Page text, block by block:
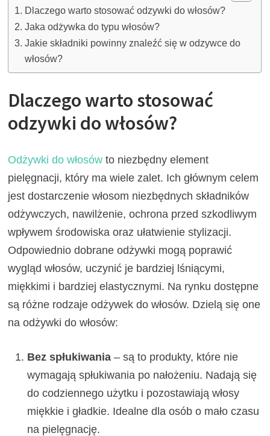
Dlaczego warto stosować odzywki do włosów?
Jaka odżywka do typu włosów?
Jakie składniki powinny znaleźć się w odzywce do
włosów?
Dlaczego warto stosować
odzywki do włosów?
Odżywki do włosów to niezbędny element
pielęgnacji, który ma wiele zalet. Ich głównym celem
jest dostarczenie włosom niezbędnych składników
odżywczych, nawilżenie, ochrona przed szkodliwym
wpływem środowiska oraz ułatwienie stylizacji.
Odpowiednio dobrane odżywki mogą poprawić
wygląd włosów, uczynić je bardziej lśniącymi,
miękkimi i bardziej elastycznymi. Na rynku dostępne
są różne rodzaje odżywek do włosów. Dzielą się one
na odżywki do włosów:
Bez spłukiwania – są to produkty, które nie
wymagają spłukiwania po nałożeniu. Nadają się
do codziennego użytku i pozostawiają włosy
miękkie i gładkie. Idealne dla osób o mało czasu
na pielęgnację.